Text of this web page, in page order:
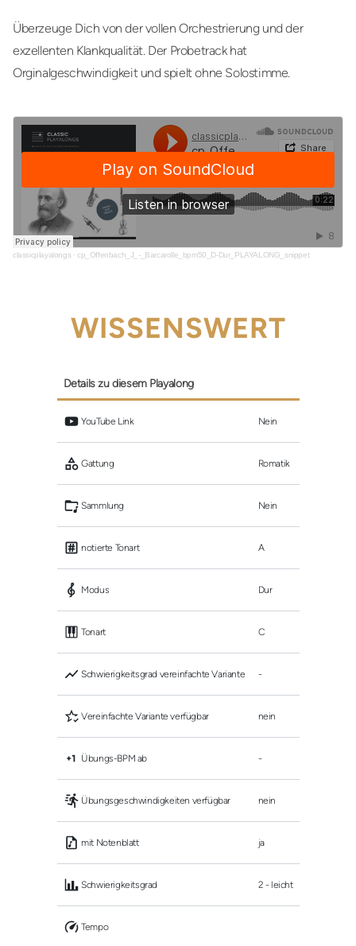
Überzeuge Dich von der vollen Orchestrierung und der
exzellenten Klankqualität. Der Probetrack hat
Orginalgeschwindigkeit und spielt ohne Solostimme.
classicplayalongs·cp_Offenbach_J_-_Barcarolle_bpm50_D-Dur_PLAYALONG_snippet
WISSENSWERT
Details zu diesem Playalong
YouTube Link Nein
Gattung Romatik
Sammlung Nein
notierte Tonart A
Modus Dur
Tonart C
Schwierigkeitsgrad vereinfachte Variante -
Vereinfachte Variante verfügbar nein
Übungs-BPM ab -
Übungsgeschwindigkeiten verfügbar nein
mit Notenblatt ja
Schwierigkeitsgrad 2 - leicht
Tempo